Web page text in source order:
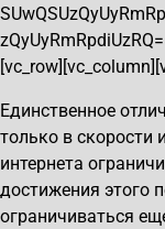
Единственное
только в скорости
интернета
достижения этого
ограничиваться